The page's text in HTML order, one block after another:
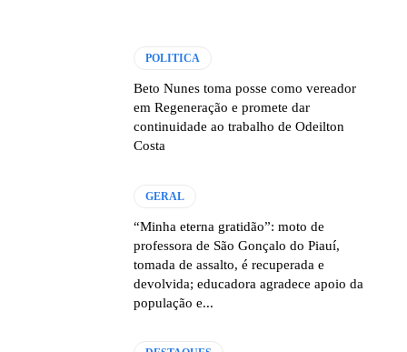
POLITICA
Beto Nunes toma posse como vereador
em Regeneração e promete dar
continuidade ao trabalho de Odeilton
Costa
GERAL
“Minha eterna gratidão”: moto de
professora de São Gonçalo do Piauí,
tomada de assalto, é recuperada e
devolvida; educadora agradece apoio da
população e...